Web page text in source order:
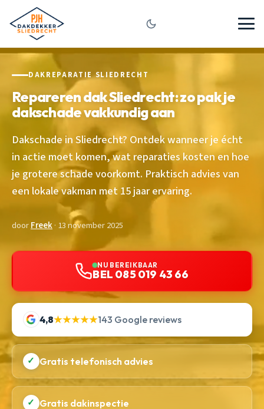
DAKREPARATIE SLIEDRECHT
Repareren dak Sliedrecht: zo pak je
dakschade vakkundig aan
Dakschade in Sliedrecht? Ontdek wanneer je écht
in actie moet komen, wat reparaties kosten en hoe
je grotere schade voorkomt. Praktisch advies van
een lokale vakman met 15 jaar ervaring.
doorFreek· 13 november 2025
NU BEREIKBAAR
BEL 085 019 43 66
4,8★★★★★143 Google reviews
✓ Gratis telefonisch advies
✓ Gratis dakinspectie